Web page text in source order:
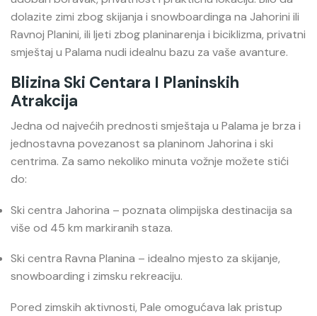
dolazite zimi zbog skijanja i snowboardinga na Jahorini ili
Ravnoj Planini, ili ljeti zbog planinarenja i biciklizma, privatni
smještaj u Palama nudi idealnu bazu za vaše avanture.
Blizina Ski Centara I Planinskih
Atrakcija
Jedna od najvećih prednosti smještaja u Palama je brza i
jednostavna povezanost sa planinom Jahorina i ski
centrima. Za samo nekoliko minuta vožnje možete stići
do:
Ski centra Jahorina – poznata olimpijska destinacija sa
više od 45 km markiranih staza.
Ski centra Ravna Planina – idealno mjesto za skijanje,
snowboarding i zimsku rekreaciju.
Pored zimskih aktivnosti, Pale omogućava lak pristup